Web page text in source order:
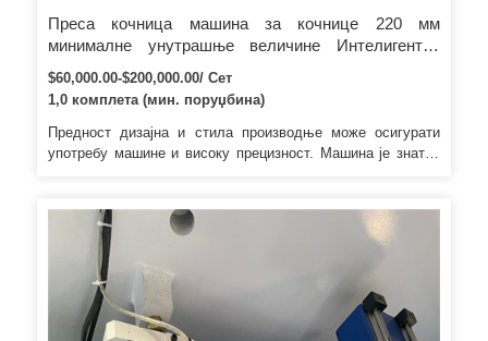
Преса кочница машина за кочнице 220 мм
минималне унутрашње величине Интелигентна
флексибилна машина за кочнице
$60,000.00-$200,000.00/ Сет
1,0 комплета (мин. поруџбина)
Предност дизајна и стила производње може осигурати
употребу машине и високу прецизност. Машина је знатно
рам при раду да гарантује добру равност и уједначеност